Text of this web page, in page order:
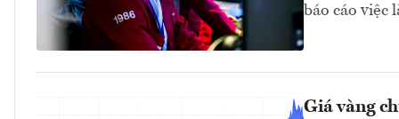
báo cáo việc
Giá vàng